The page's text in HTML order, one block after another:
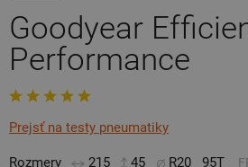
Goodyear
Performance
Prejsť na testy pneumatiky
Rozmery 215 45 R20 95T